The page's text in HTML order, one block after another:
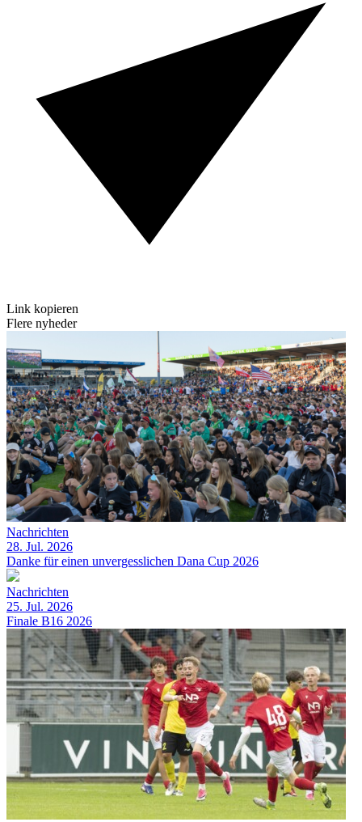
Link kopieren
Flere nyheder
Nachrichten
28. Jul. 2026
Danke für einen unvergesslichen Dana Cup 2026
Nachrichten
25. Jul. 2026
Finale B16 2026